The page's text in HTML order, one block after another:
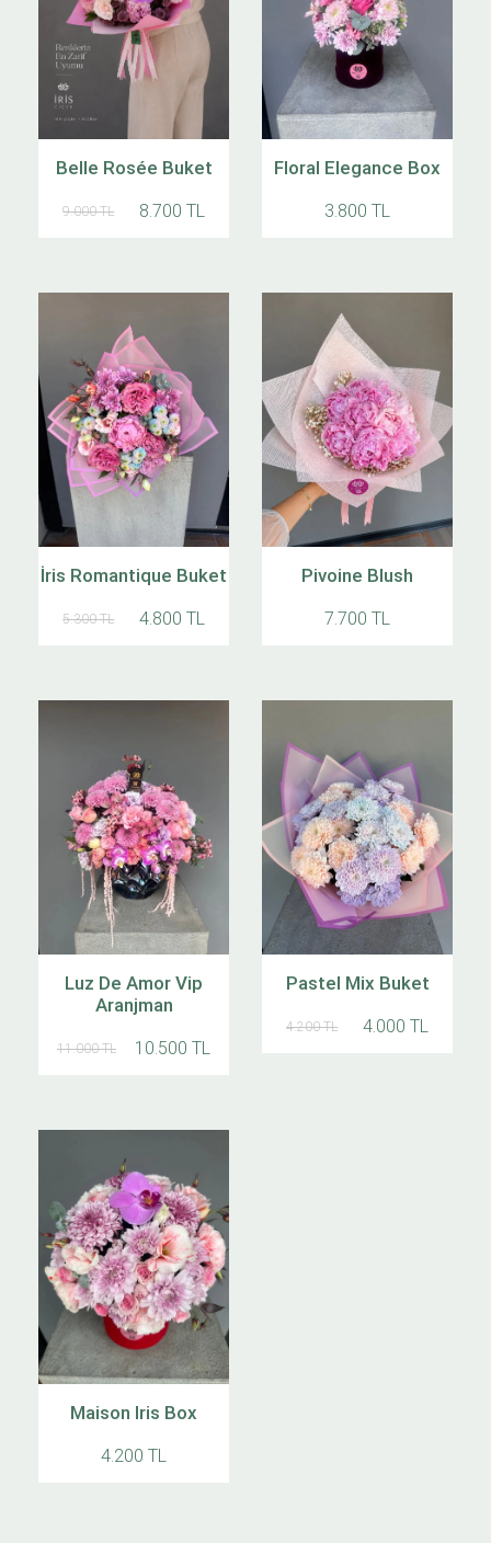
Belle Rosée Buket
9.000 TL 8.700 TL
Floral Elegance Box
3.800 TL
İris Romantique Buket
5.300 TL 4.800 TL
Pivoine Blush
7.700 TL
Luz De Amor Vip
Aranjman
11.000 TL 10.500 TL
Pastel Mix Buket
4.200 TL 4.000 TL
Maison Iris Box
4.200 TL